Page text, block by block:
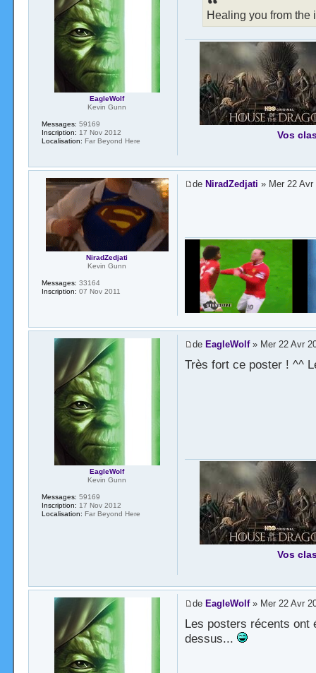
Healing you from the
Vos
EagleWolf
Kevin Gunn
Messages: 59169
Inscription: 17 Nov 2012
Localisation: Far Beyond Here
de NiradZedjati » Mer 22 Avr
NiradZedjati
Kevin Gunn
Messages: 33164
Inscription: 07 Nov 2011
de EagleWolf» Mer 22 Avr
Très fort ce poster ! ^^
Vos
EagleWolf
Kevin Gunn
Messages: 59169
Inscription: 17 Nov 2012
Localisation: Far Beyond Here
de EagleWolf» Mer 22 Avr
Les posters récents
dessus...